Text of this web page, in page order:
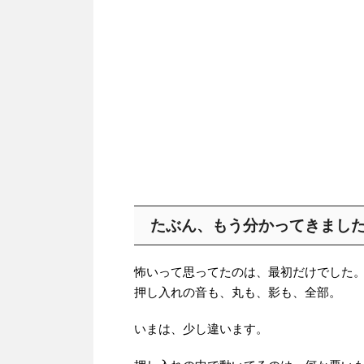
たぶん、もう分かってきまし
怖いって思ってたのは、最初だけでした
押し入れの音も、丸も、影も、全部。
いまは、少し違います。